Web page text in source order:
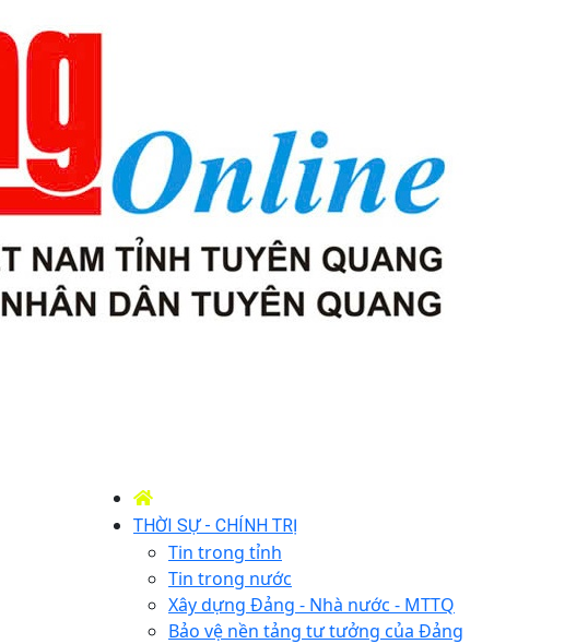
THỜI SỰ - CHÍNH TRỊ
Tin trong tỉnh
Tin trong nước
Xây dựng Đảng - Nhà nước - MTTQ
Bảo vệ nền tảng tư tưởng của Đảng